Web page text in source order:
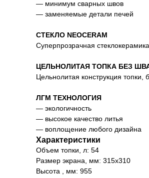
— минимум сварных швов
— заменяемые детали печей
СТЕКЛО NEOCERAM
Суперпрозрачная
ЦЕЛЬНОЛИТАЯ ТОПКА БЕЗ
Цельнолитая конструкция топки,
ЛГМ ТЕХНОЛОГИЯ
— экологичность
— высокое качество литья
— воплощение любого дизайна
Характеристики
Объем топки, л: 54
Размер экрана, мм: 315х310
Высота , мм: 955